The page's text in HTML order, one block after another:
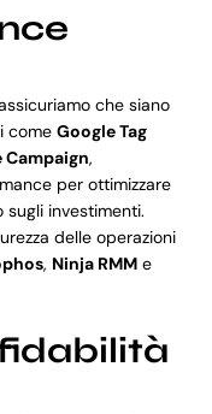
che siano
come Google Tag
,
per ottimizzare
investimenti.
delle operazioni
, Ninja RMMe